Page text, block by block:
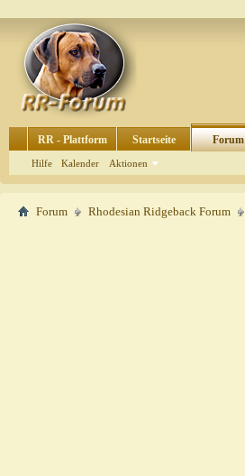
RR - Plattform Startseite Forum
Hilfe Kalender Aktionen
Forum Rhodesian Ridgeback Forum